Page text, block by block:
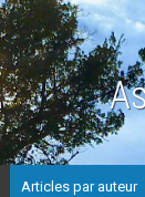
Articles par auteur